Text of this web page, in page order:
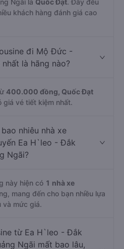
Ngãi là Quốc Đạt. Đây đều
khách hàng đánh giá cao
đi Mộ Đức -
là hãng nào?
400.000 đồng, Quốc Đạt
giá vé tiết kiệm nhất.
nhiêu nhà xe
Ea H`leo - Đắk
Ngãi?
này hiện có 1 nhà xe
mang đến cho bạn nhiều lựa
và mức giá.
từ Ea H`leo - Đắk
Ngãi mất bao lâu,